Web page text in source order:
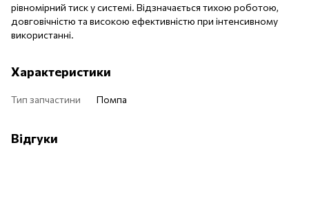
рівномірний тиск у системі. Відзначається тихою роботою,
довговічністю та високою ефективністю при інтенсивному
використанні.
Характеристики
Тип запчастини Помпа
Відгуки